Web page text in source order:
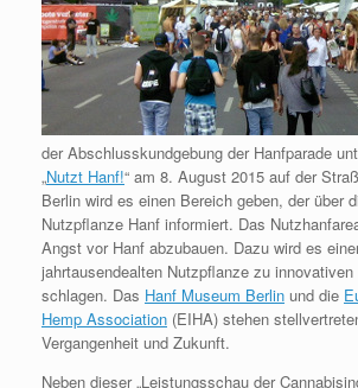
der Abschlusskundgebung der Hanfparade
„Nutzt Hanf!“ am 8. August 2015 auf der
Berlin wird es einen Bereich geben, der über
Nutzpflanze Hanf informiert. Das
Angst vor Hanf abzubauen. Dazu wird es
jahrtausendealten Nutzpflanze zu
schlagen. Das Hanf Museum Berlin und die
Hemp Association (EIHA) stehen
Vergangenheit und Zukunft.
Neben dieser „Leistungsschau der